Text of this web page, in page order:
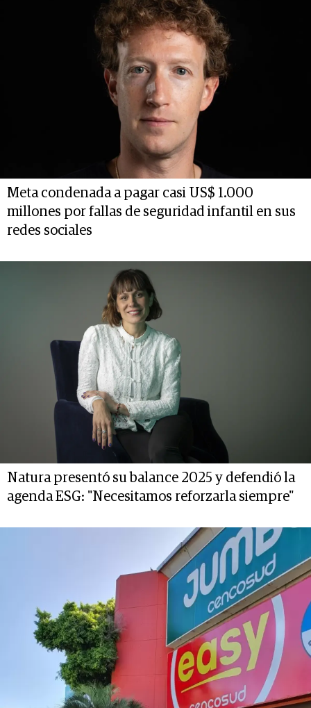
Meta condenada a pagar casi US$ 1.000
millones por fallas de seguridad infantil en sus
redes sociales
Natura presentó su balance 2025 y defendió la
agenda ESG: "Necesitamos reforzarla siempre"